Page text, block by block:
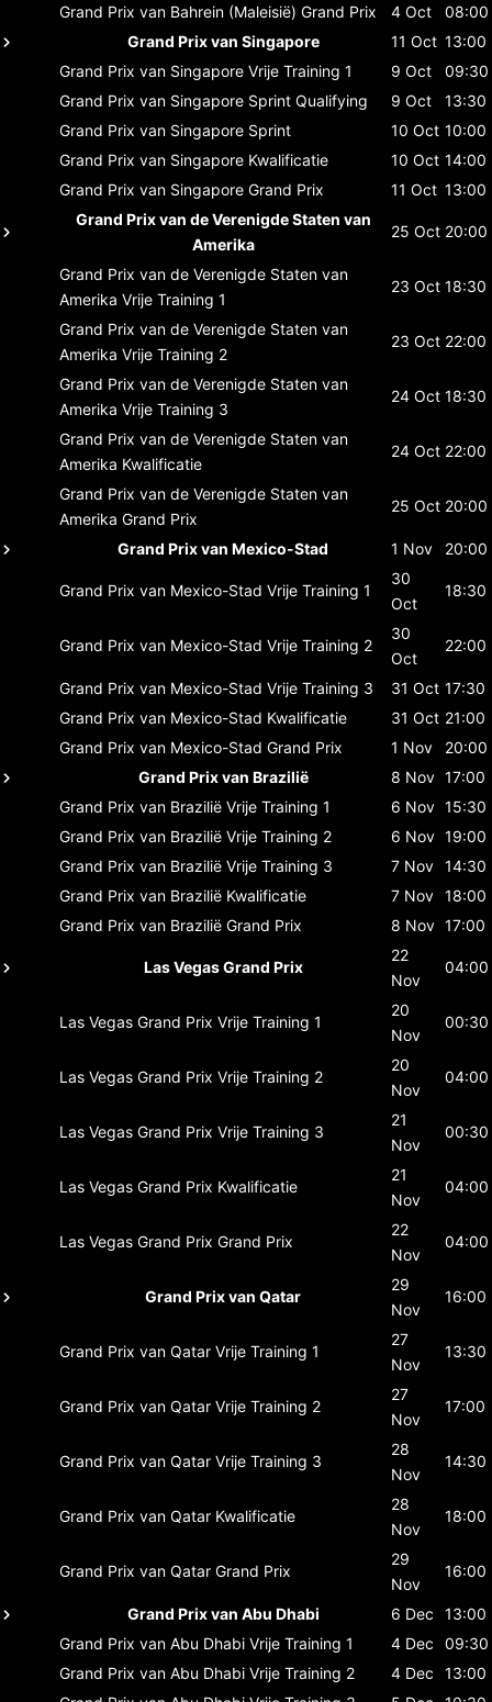
Grand Prix van Bahrein (Maleisië) Grand Prix 4 Oct
08:00
Grand Prix van Singapore
11 Oct 13:00
Grand Prix van Singapore Vrije Training 1 9 Oct
09:30
Grand Prix van Singapore Sprint Qualifying 9 Oct
13:30
Grand Prix van Singapore Sprint 10 Oct 10:00
Grand Prix van Singapore Kwalificatie 10 Oct 14:00
Grand Prix van Singapore Grand Prix 11 Oct 13:00
Grand Prix van de Verenigde Staten van
Amerika
25 Oct 20:00
Grand Prix van de Verenigde Staten van
Amerika Vrije Training 1
23 Oct 18:30
Grand Prix van de Verenigde Staten van
Amerika Vrije Training 2
23 Oct 22:00
Grand Prix van de Verenigde Staten van
Amerika Vrije Training 3
24 Oct 18:30
Grand Prix van de Verenigde Staten van
Amerika Kwalificatie
24 Oct 22:00
Grand Prix van de Verenigde Staten van
Amerika Grand Prix
25 Oct 20:00
Grand Prix van Mexico-Stad 1 Nov 20:00
Grand Prix van Mexico-Stad Vrije Training 1
30
Oct
18:30
Grand Prix van Mexico-Stad Vrije Training 2
30
Oct
22:00
Grand Prix van Mexico-Stad Vrije Training 3 31 Oct 17:30
Grand Prix van Mexico-Stad Kwalificatie 31 Oct 21:00
Grand Prix van Mexico-Stad Grand Prix 1 Nov
20:00
Grand Prix van Brazilië
8 Nov 17:00
Grand Prix van Brazilië Vrije Training 1 6 Nov 15:30
Grand Prix van Brazilië Vrije Training 2 6 Nov 19:00
Grand Prix van Brazilië Vrije Training 3 7 Nov 14:30
Grand Prix van Brazilië Kwalificatie 7 Nov 18:00
Grand Prix van Brazilië Grand Prix 8 Nov 17:00
Las Vegas Grand Prix
22
Nov
04:00
Las Vegas Grand Prix Vrije Training 1
20
Nov
00:30
Las Vegas Grand Prix Vrije Training 2
20
Nov
04:00
Las Vegas Grand Prix Vrije Training 3
21
Nov
00:30
Las Vegas Grand Prix Kwalificatie
21
Nov
04:00
Las Vegas Grand Prix Grand Prix
22
Nov
04:00
Grand Prix van Qatar
29
Nov
16:00
Grand Prix van Qatar Vrije Training 1
27
Nov
13:30
Grand Prix van Qatar Vrije Training 2
27
Nov
17:00
Grand Prix van Qatar Vrije Training 3
28
Nov
14:30
Grand Prix van Qatar Kwalificatie
28
Nov
18:00
Grand Prix van Qatar Grand Prix
29
Nov
16:00
Grand Prix van Abu Dhabi 6 Dec
13:00
Grand Prix van Abu Dhabi Vrije Training 1 4 Dec
09:30
Grand Prix van Abu Dhabi Vrije Training 2 4 Dec
13:00